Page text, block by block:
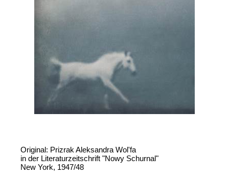
Original: Prizrak Aleksandra Wol'fa
in der Literaturzeitschrift "Nowy Schurnal"
New York, 1947/48